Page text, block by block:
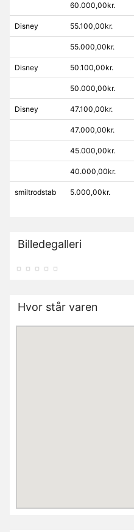
60.000,00kr.
Disney 55.100,00kr.
55.000,00kr.
Disney 50.100,00kr.
50.000,00kr.
Disney 47.100,00kr.
47.000,00kr.
45.000,00kr.
40.000,00kr.
smiltrodstab 5.000,00kr.
Billedegalleri
Hvor står varen